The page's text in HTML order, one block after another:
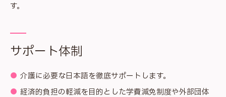
す。
サポート体制
介護に必要な日本語を徹底サポートします。
経済的負担の軽減を目的とした学費減免制度や外部団体